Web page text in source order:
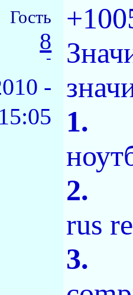
Гость
8
-
-
15:05
1.
2.
rus
3.